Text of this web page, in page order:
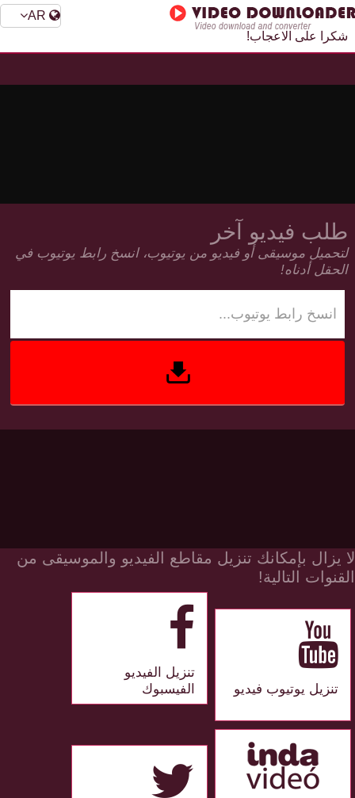
شكرا على الاعجاب!
طلب فيديو آخر
لتحميل موسيقى أو فيديو من يوتيوب، انسخ رابط يوتيوب في
الحقل أدناه!
لا يزال بإمكانك تنزيل مقاطع الفيديو والموسيقى من
القنوات التالية!
تنزيل يوتيوب فيديو
تنزيل الفيديو
الفيسبوك